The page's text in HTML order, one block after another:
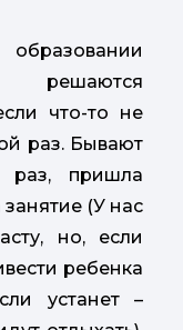
что-то не
раз. Бывают
раз, пришла
(У нас
но, если
ребенка
устанет –